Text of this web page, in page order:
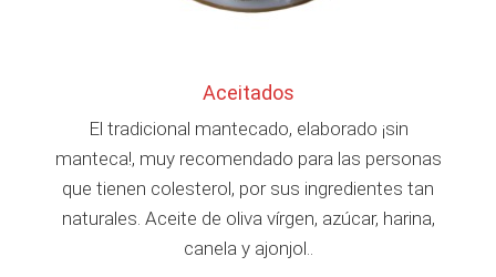
Aceitados
El tradicional mantecado, elaborado ¡sin
manteca!, muy recomendado para las personas
que tienen colesterol, por sus ingredientes tan
naturales. Aceite de oliva vírgen, azúcar, harina,
canela y ajonjol..